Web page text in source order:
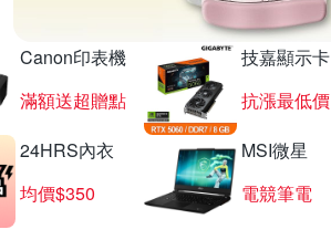
Canon印表機
滿額送超贈點
技嘉顯示卡
抗漲最低價
24HRS內衣
均價$350
MSI微星
電競筆電